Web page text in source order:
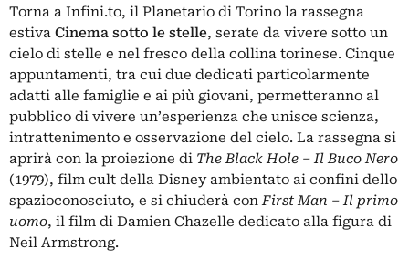
Torna a Infini.to, il Planetario di Torino la rassegna
estiva Cinema sotto le stelle, serate da vivere sotto un
cielo di stelle e nel fresco della collina torinese. Cinque
appuntamenti, tra cui due dedicati particolarmente
adatti alle famiglie e ai più giovani, permetteranno al
pubblico di vivere un’esperienza che unisce scienza,
intrattenimento e osservazione del cielo. La rassegna si
aprirà con la proiezione di The Black Hole – Il Buco Nero
(1979), film cult della Disney ambientato ai confini dello
spazioconosciuto, e si chiuderà conFirst Man – Il primo
uomo, il film di Damien Chazelle dedicato alla figura di
Neil Armstrong.